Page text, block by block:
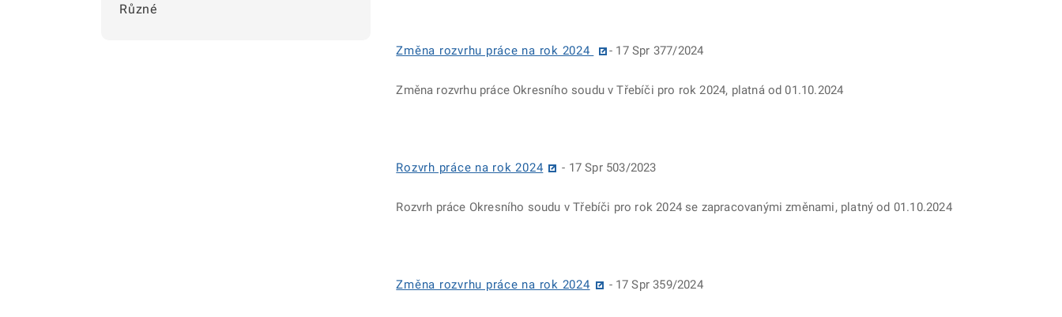
Různé
Změna rozvrhu práce na rok 2024 - 17 Spr 377/2024
Změna rozvrhu práce Okresního soudu v Třebíči pro rok 2024, platná od 01.10.2024
Rozvrh práce na rok 2024 - 17 Spr 503/2023
Rozvrh práce Okresního soudu v Třebíči pro rok 2024 se zapracovanými změnami, platný od 01.10.2024
Změna rozvrhu práce na rok 2024 - 17 Spr 359/2024